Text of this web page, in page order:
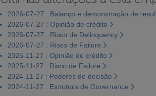
2026-07-27 : Balanço e demonstração de
2026-07-27 : Opinião de crédito
2026-07-27 : Risco de Delinquency
2026-07-27 : Risco de Failure
2025-11-27 : Opinião de crédito
2025-11-27 : Risco de Failure
2024-11-27 : Poderes de decisão
2024-11-27 : Estrutura de Governance